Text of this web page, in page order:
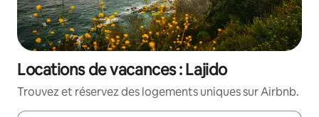
Locations de vacances : Lajido
Trouvez et réservez des logements uniques sur Airbnb.